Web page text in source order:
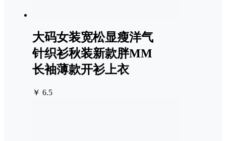
大码女装宽松显瘦洋气
针织衫秋装新款胖MM
长袖薄款开衫上衣
￥ 6.5